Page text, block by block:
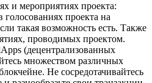
и мероприятиях проекта:
проекта на
такая возможность есть. Также
проводимых проектом.
(децентрализованных
множеством различных
Не сосредотачивайтесь